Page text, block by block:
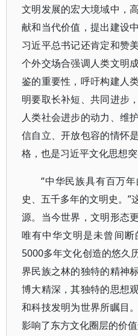
文明发展的宏大境域中，
献和当代价值，提出建设
习近平总书记还肯定和赞
个外交场合强调人类文明
鉴的重要性，呼吁构建人
明要取长补短、共同进步
人类社会进步的动力、维
信自立、开放包容的情怀
格，也是习近平文化思想突
“中华民族具有百万
史、五千多年的文明史。”
源。当今世界，文明形态
唯有中华文明是未曾间
5000多年文化创造的悠久
界民族之林的独特的精神
博大精深，其独特的思想
和科技发明为世界所瞩目
影响了东方文化圈层的价